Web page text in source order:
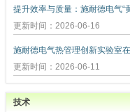
更新时间：2026-06-16
更新时间：2026-06-11
技术